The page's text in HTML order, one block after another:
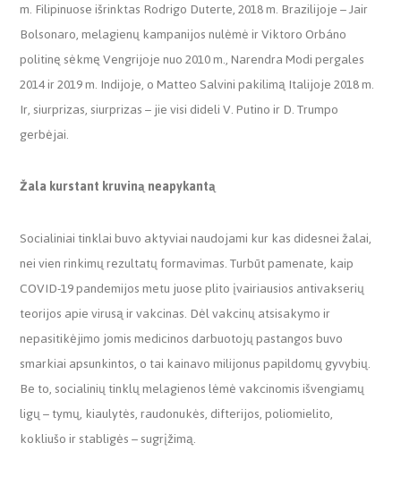
m. Filipinuose išrinktas Rodrigo Duterte, 2018 m. Brazilijoje – Jair
Bolsonaro, melagienų kampanijos nulėmė ir Viktoro Orbáno
politinę sėkmę Vengrijoje nuo 2010 m., Narendra Modi pergales
2014 ir 2019 m. Indijoje, o Matteo Salvini pakilimą Italijoje 2018 m.
Ir, siurprizas, siurprizas – jie visi dideli V. Putino ir D. Trumpo
gerbėjai.
Žala kurstant kruviną neapykantą
Socialiniai tinklai buvo aktyviai naudojami kur kas didesnei žalai,
nei vien rinkimų rezultatų formavimas. Turbūt pamenate, kaip
COVID-19 pandemijos metu juose plito įvairiausios antivakserių
teorijos apie virusą ir vakcinas. Dėl vakcinų atsisakymo ir
nepasitikėjimo jomis medicinos darbuotojų pastangos buvo
smarkiai apsunkintos, o tai kainavo milijonus papildomų gyvybių.
Be to, socialinių tinklų melagienos lėmė vakcinomis išvengiamų
ligų – tymų, kiaulytės, raudonukės, difterijos, poliomielito,
kokliušo ir stabligės – sugrįžimą.